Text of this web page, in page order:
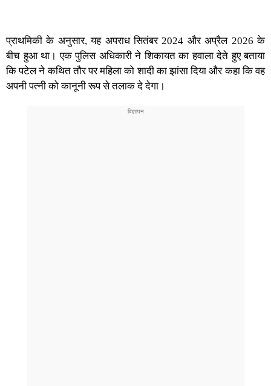
प्राथमिकी के अनुसार, यह अपराध सितंबर 2024 और अप्रैल 2026 के
बीच हुआ था। एक पुलिस अधिकारी ने शिकायत का हवाला देते हुए बताया
कि पटेल ने कथित तौर पर महिला को शादी का झांसा दिया और कहा कि वह
अपनी पत्नी को कानूनी रूप से तलाक दे देगा।